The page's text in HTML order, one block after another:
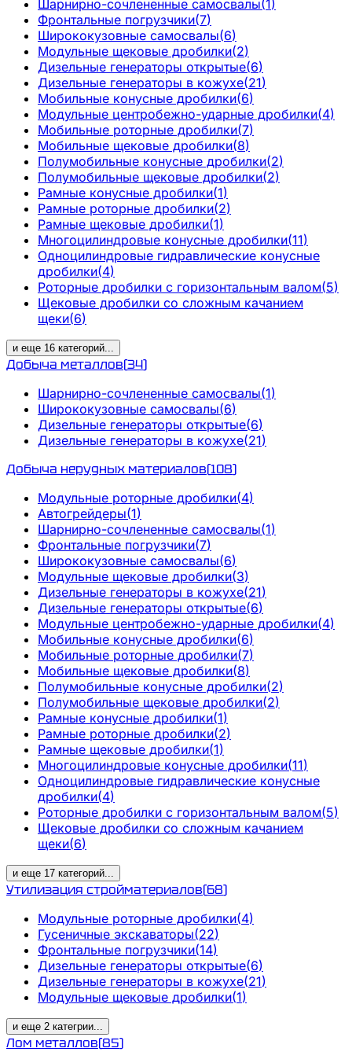
Шарнирно-сочлененные самосвалы(1 )
Фронтальные погрузчики(7)
Ширококузовные самосвалы(6)
Модульные щековые дробилки(2)
Дизельные генераторы открытые(6)
Дизельные генераторы в кожухе(21)
Мобильные конусные дробилки(6)
Модульные центробежно-ударные дробилки(4)
Мобильные роторные дробилки(7)
Мобильные щековые дробилки(8)
Полумобильные конусные дробилки(2)
Полумобильные щековые дробилки(2)
Рамные конусные дробилки(1)
Рамные роторные дробилки(2)
Рамные щековые дробилки(1)
Многоцилиндровые конусные дробилки(11)
Одноцилиндровые гидравлические конусные
дробилки(4)
Роторные дробилки с горизонтальным валом(5)
Щековые дробилки со сложным качанием
щеки(6)
и еще 16 категорий...
Добыча металлов(34)
Шарнирно-сочлененные самосвалы(1)
Ширококузовные самосвалы(6)
Дизельные генераторы открытые(6)
Дизельные генераторы в кожухе(21)
Добыча нерудных материалов(108)
Модульные роторные дробилки(4)
Автогрейдеры(1)
Шарнирно-сочлененные самосвалы(1)
Фронтальные погрузчики(7)
Ширококузовные самосвалы(6)
Модульные щековые дробилки(3)
Дизельные генераторы в кожухе(21)
Дизельные генераторы открытые(6)
Модульные центробежно-ударные дробилки(4)
Мобильные конусные дробилки(6)
Мобильные роторные дробилки(7)
Мобильные щековые дробилки(8)
Полумобильные конусные дробилки(2)
Полумобильные щековые дробилки(2)
Рамные конусные дробилки(1)
Рамные роторные дробилки(2)
Рамные щековые дробилки(1)
Многоцилиндровые конусные дробилки(11)
Одноцилиндровые гидравлические конусные
дробилки(4)
Роторные дробилки с горизонтальным валом(5)
Щековые дробилки со сложным качанием
щеки(6)
и еще 17 категорий...
Утилизация стройматериалов(68)
Модульные роторные дробилки(4)
Гусеничные экскаваторы(22)
Фронтальные погрузчики(14)
Дизельные генераторы открытые(6)
Дизельные генераторы в кожухе(21)
Модульные щековые дробилки(1)
и еще 2 категрии...
Лом металлов(85)